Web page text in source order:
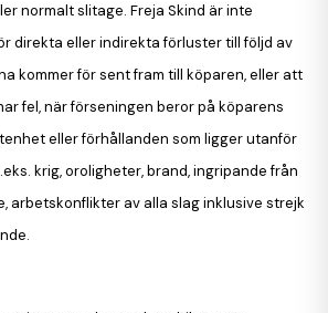
normalt slitage. Freja Skind är inte
direkta eller indirekta förluster till följd av
kommer för sent fram till köparen, eller att
fel, när förseningen beror på köparens
eller förhållanden som ligger utanför
krig, oroligheter, brand, ingripande från
arbetskonflikter av alla slag inklusive strejk